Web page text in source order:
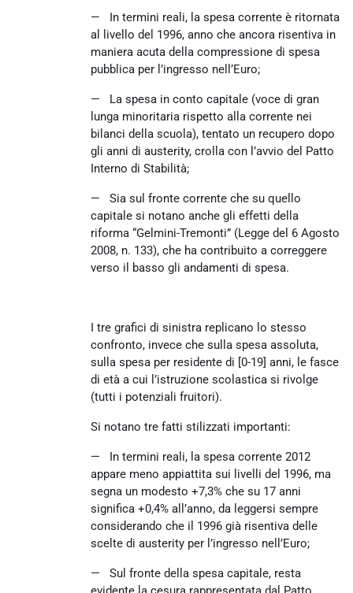
— In termini reali, la spesa corrente è ritornata
al livello del 1996, anno che ancora risentiva in
maniera acuta della compressione di spesa
pubblica per l’ingresso nell’Euro;
— La spesa in conto capitale (voce di gran
lunga minoritaria rispetto alla corrente nei
bilanci della scuola), tentato un recupero dopo
gli anni di austerity, crolla con l’avvio del Patto
Interno di Stabilità;
— Sia sul fronte corrente che su quello
capitale si notano anche gli effetti della
riforma “Gelmini-Tremonti” (Legge del 6 Agosto
2008, n. 133), che ha contribuito a correggere
verso il basso gli andamenti di spesa.
I tre grafici di sinistra replicano lo stesso
confronto, invece che sulla spesa assoluta,
sulla spesa per residente di [0-19] anni, le fasce
di età a cui l’istruzione scolastica si rivolge
(tutti i potenziali fruitori).
Si notano tre fatti stilizzati importanti:
— In termini reali, la spesa corrente 2012
appare meno appiattita sui livelli del 1996, ma
segna un modesto +7,3% che su 17 anni
significa +0,4% all’anno, da leggersi sempre
considerando che il 1996 già risentiva delle
scelte di austerity per l’ingresso nell’Euro;
— Sul fronte della spesa capitale, resta